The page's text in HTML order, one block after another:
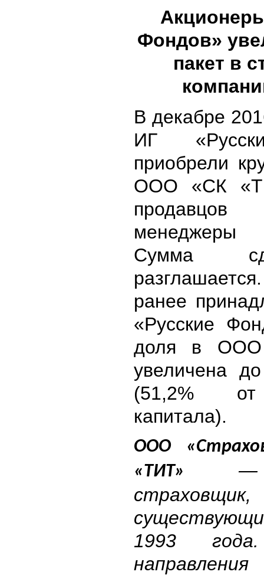
Фондов»
пакет в
В декабре
ИГ
приобрели
ООО «СК
продавцов
Сумма
ранее
«Русские
доля в
увеличена
(51,2% от
капитала).
ООО
«ТИТ»
—
страховщик,
1993
направления